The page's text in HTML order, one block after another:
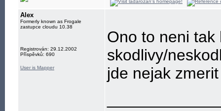
Alex
Formerly known as Frogale
zastupce cloudu 10.38
Registrován: 29.12.2002
Příspěvků: 690
User is Mapper
Ono to neni
skodlivy/
jde nejak